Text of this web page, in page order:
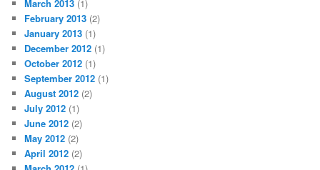
March 2013 (1)
February 2013 (2)
January 2013 (1)
December 2012 (1)
October 2012 (1)
September 2012 (1)
August 2012 (2)
July 2012 (1)
June 2012 (2)
May 2012 (2)
April 2012 (2)